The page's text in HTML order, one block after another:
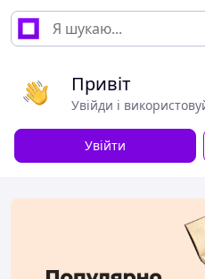
Привіт
Увійди і
Увійти